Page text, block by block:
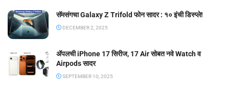
सॅमसंगचा Galaxy Z Trifold फोन सादर : १० इंची डिस्प्ले!
DECEMBER 2, 2025
ॲपलची iPhone 17 सिरीज, 17 Air सोबत नवे Watch व
Airpods सादर
SEPTEMBER 10, 2025